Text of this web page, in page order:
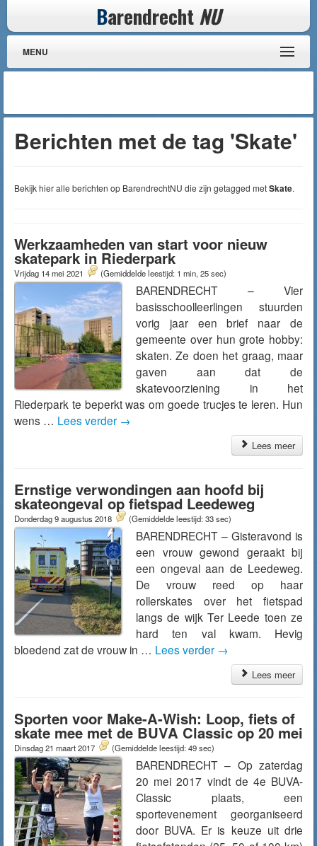
Barendrecht NU
MENU
Berichten met de tag 'Skate'
Bekijk hier alle berichten op BarendrechtNU die zijn getagged metSkate.
Werkzaamheden van start voor nieuw
skatepark in Riederpark
Vrijdag 14 mei 2021 (Gemiddelde leestijd: 1 min, 25 sec)
BARENDRECHT – Vier
basisschoolleerlingen stuurden
vorig jaar een brief naar de
gemeente over hun grote hobby:
skaten. Ze doen het graag, maar
gaven aan dat de
skatevoorziening in het
Riederpark te beperkt was om goede trucjes te leren. Hun
wens … Lees verder →
Lees meer
Ernstige verwondingen aan hoofd bij
skateongeval op fietspad Leedeweg
Donderdag 9 augustus 2018 (Gemiddelde leestijd: 33 sec)
BARENDRECHT – Gisteravond is
een vrouw gewond geraakt bij
een ongeval aan de Leedeweg.
De vrouw reed op haar
rollerskates over het fietspad
langs de wijk Ter Leede toen ze
hard ten val kwam. Hevig
bloedend zat de vrouw in … Lees verder →
Lees meer
Sporten voor Make-A-Wish: Loop, fiets of
skate mee met de BUVA Classic op 20 mei
Dinsdag 21 maart 2017 (Gemiddelde leestijd: 49 sec)
BARENDRECHT – Op zaterdag
20 mei 2017 vindt de 4e BUVA-
Classic plaats, een
sportevenement georganiseerd
door BUVA. Er is keuze uit drie